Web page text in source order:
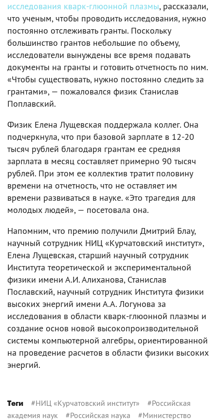
исследования кварк-глюонной плазмы, рассказали,
что ученым, чтобы проводить исследования, нужно
постоянно отслеживать гранты. Поскольку
большинство грантов небольшие по объему,
исследователи вынуждены все время подавать
документы на гранты и готовить отчетность по ним.
«Чтобы существовать, нужно постоянно следить за
грантами», — пожаловался физик Станислав
Поплавский.
Физик Елена Лущевская поддержала коллег. Она
подчеркнула, что при базовой зарплате в 12-20
тысяч рублей благодаря грантам ее средняя
зарплата в месяц составляет примерно 90 тысяч
рублей. При этом ее коллектив тратит половину
времени на отчетность, что не оставляет им
времени развиваться в науке. «Это трагедия для
молодых людей», — посетовала она.
Напомним, что премию получили Дмитрий Блау,
научный сотрудник НИЦ «Курчатовский институт»,
Елена Лущевская, старший научный сотрудник
Института теоретической и экспериментальной
физики имени А.И. Алиханова, Станислав
Пославский, научный сотрудник Института физики
высоких энергий имени А.А. Логунова за
исследования в области кварк-глюонной плазмы и
создание основ новой высокопроизводительной
системы компьютерной алгебры, ориентированной
на проведение расчетов в области физики высоких
энергий.
Теги #НИЦ «Курчатовский институт» #Российская
академия наук #Российская наука #Министерство